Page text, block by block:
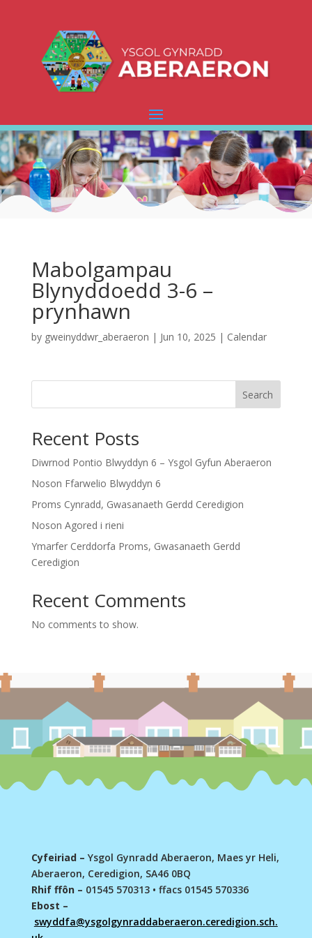
Mabolgampau
Blynyddoedd 3-6 –
prynhawn
by gweinyddwr_aberaeron | Jun 10, 2025 | Calendar
Search
Recent Posts
Diwrnod Pontio Blwyddyn 6 – Ysgol Gyfun Aberaeron
Noson Ffarwelio Blwyddyn 6
Proms Cynradd, Gwasanaeth Gerdd Ceredigion
Noson Agored i rieni
Ymarfer Cerddorfa Proms, Gwasanaeth Gerdd
Ceredigion
Recent Comments
No comments to show.
Cyfeiriad – Ysgol Gynradd Aberaeron, Maes yr Heli,
Aberaeron, Ceredigion, SA46 0BQ
Rhif ffôn – 01545 570313 • ffacs 01545 570336
Ebost –
swyddfa@ysgolgynraddaberaeron.ceredigion.sch.